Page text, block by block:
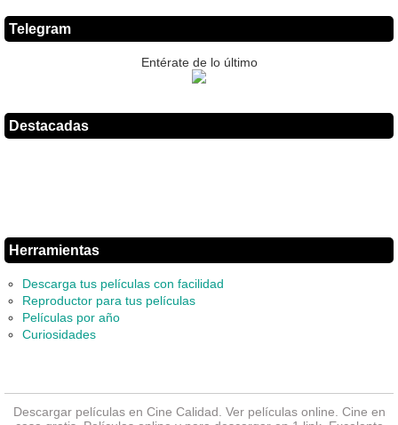
Telegram
Entérate de lo último
Destacadas
Herramientas
Descarga tus películas con facilidad
Reproductor para tus películas
Películas por año
Curiosidades
Descargar películas en Cine Calidad. Ver películas online . Cine en